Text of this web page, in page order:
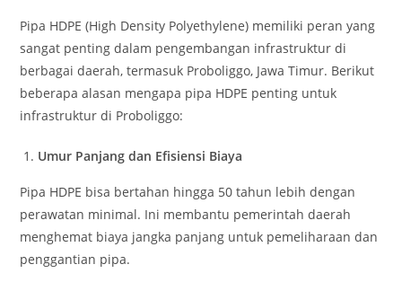
Pipa HDPE (High Density Polyethylene) memiliki peran yang
sangat penting dalam pengembangan infrastruktur di
berbagai daerah, termasuk Proboliggo, Jawa Timur. Berikut
beberapa alasan mengapa pipa HDPE penting untuk
infrastruktur di Proboliggo:
Umur Panjang dan Efisiensi Biaya
Pipa HDPE bisa bertahan hingga 50 tahun lebih dengan
perawatan minimal. Ini membantu pemerintah daerah
menghemat biaya jangka panjang untuk pemeliharaan dan
penggantian pipa.